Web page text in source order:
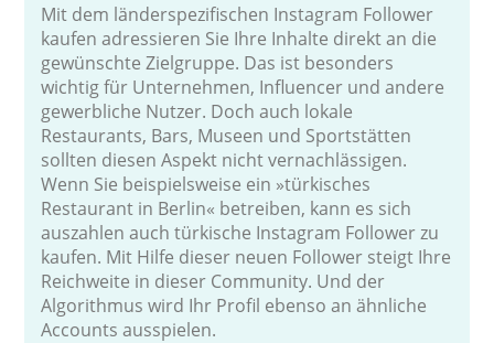
Mit dem länderspezifischen Instagram Follower
kaufen adressieren Sie Ihre Inhalte direkt an die
gewünschte Zielgruppe. Das ist besonders
wichtig für Unternehmen, Influencer und andere
gewerbliche Nutzer. Doch auch lokale
Restaurants, Bars, Museen und Sportstätten
sollten diesen Aspekt nicht vernachlässigen.
Wenn Sie beispielsweise ein »türkisches
Restaurant in Berlin« betreiben, kann es sich
auszahlen auch türkische Instagram Follower zu
kaufen. Mit Hilfe dieser neuen Follower steigt Ihre
Reichweite in dieser Community. Und der
Algorithmus wird Ihr Profil ebenso an ähnliche
Accounts ausspielen.